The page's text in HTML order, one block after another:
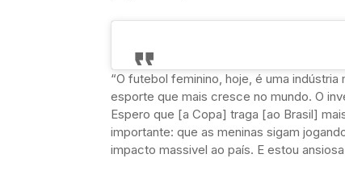
“O futebol feminino, hoje, é uma
esporte que mais cresce no mundo. O
Espero que [a Copa] traga [ao Brasil]
importante: que as meninas sigam
impacto massivel ao país. E estou